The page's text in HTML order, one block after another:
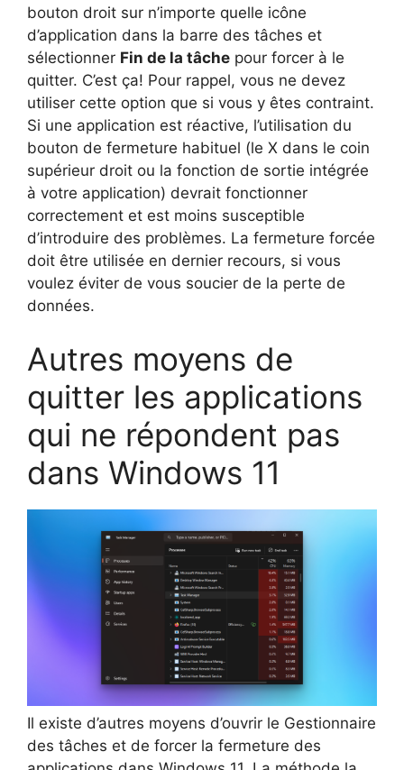
bouton droit sur n’importe quelle icône
d’application dans la barre des tâches et
sélectionner Fin de la tâche pour forcer à le
quitter. C’est ça! Pour rappel, vous ne devez
utiliser cette option que si vous y êtes contraint.
Si une application est réactive, l’utilisation du
bouton de fermeture habituel (le X dans le coin
supérieur droit ou la fonction de sortie intégrée
à votre application) devrait fonctionner
correctement et est moins susceptible
d’introduire des problèmes. La fermeture forcée
doit être utilisée en dernier recours, si vous
voulez éviter de vous soucier de la perte de
données.
Autres moyens de
quitter les applications
qui ne répondent pas
dans Windows 11
Il existe d’autres moyens d’ouvrir le Gestionnaire
des tâches et de forcer la fermeture des